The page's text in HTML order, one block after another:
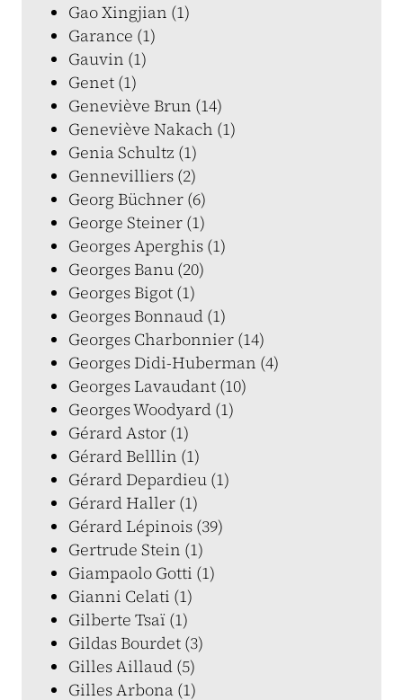
Gao Xingjian (1)
Garance (1)
Gauvin (1)
Genet (1)
Geneviève Brun (14)
Geneviève Nakach (1)
Genia Schultz (1)
Gennevilliers (2)
Georg Büchner (6)
George Steiner (1)
Georges Aperghis (1)
Georges Banu (20)
Georges Bigot (1)
Georges Bonnaud (1)
Georges Charbonnier (14)
Georges Didi-Huberman (4)
Georges Lavaudant (10)
Georges Woodyard (1)
Gérard Astor (1)
Gérard Belllin (1)
Gérard Depardieu (1)
Gérard Haller (1)
Gérard Lépinois (39)
Gertrude Stein (1)
Giampaolo Gotti (1)
Gianni Celati (1)
Gilberte Tsaï (1)
Gildas Bourdet (3)
Gilles Aillaud (5)
Gilles Arbona (1)